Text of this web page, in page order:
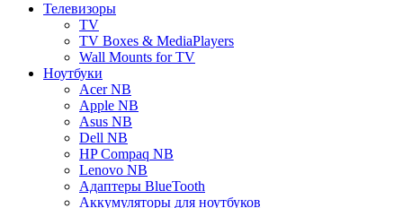
Телевизоры
TV
TV Boxes & MediaPlayers
Wall Mounts for TV
Ноутбуки
Acer NB
Apple NB
Asus NB
Dell NB
HP Compaq NB
Lenovo NB
Адаптеры BlueTooth
Аккумуляторы для ноутбуков